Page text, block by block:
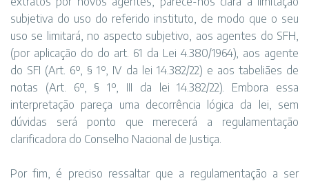
subjetiva do uso do referido instituto, de modo que o seu
uso se limitará, no aspecto subjetivo, aos agentes do SFH,
(por aplicação do do art. 61 da Lei 4.380/1964), aos agente
do SFI (Art. 6º, § 1º, IV da lei 14.382/22) e aos tabeliães de
notas (Art. 6º, § 1º, III da lei 14.382/22). Embora essa
interpretação pareça uma decorrência lógica da lei, sem
dúvidas será ponto que merecerá a regulamentação
clarificadora do Conselho Nacional de Justiça.
Por fim, é preciso ressaltar que a regulamentação a ser